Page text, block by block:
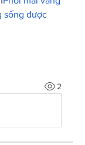
sống được
2